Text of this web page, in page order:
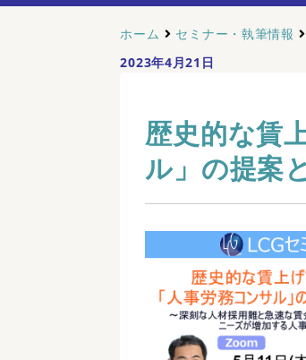
ホーム セミナー・執筆情報
2023年4月21日
歴史的な賃
ル」の提案